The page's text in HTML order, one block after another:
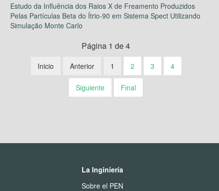
Estudo da Influência dos Raios X de Freamento Produzidos
Pelas Partículas Beta do Ítrio-90 em Sistema Spect Utilizando
Simulação Monte Carlo
Página 1 de 4
Inicio Anterior 1 2 3 4
Siguiente Final
La Inginiería
Sobre el PEN